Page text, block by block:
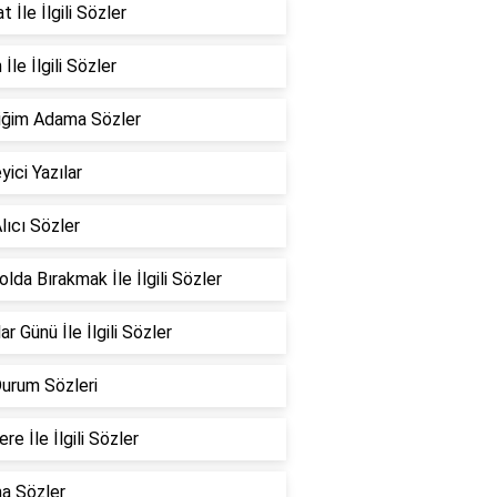
İle İlgili Sözler
İle İlgili Sözler
Adama Sözler
Yazılar
Sözler
Bırakmak İle İlgili Sözler
Günü İle İlgili Sözler
Sözleri
İle İlgili Sözler
Sözler